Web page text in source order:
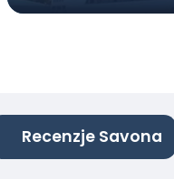
Recenzje Savona